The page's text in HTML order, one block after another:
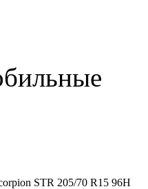
STR 205/70 R15 96H